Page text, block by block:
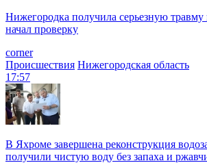
Нижегородка получила серьезную
начал проверку
corner
Происшествия Нижегородская область
17:57
В Яхроме завершена реконструкция
получили чистую воду без запаха и